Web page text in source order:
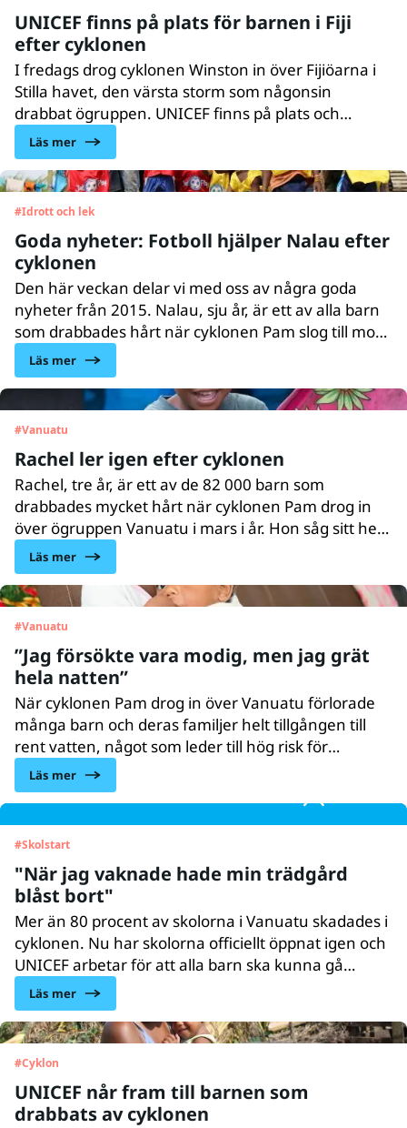
UNICEF finns på plats för barnen i Fiji
efter cyklonen
I fredags drog cyklonen Winston in över Fijiöarna i
Stilla havet, den värsta storm som någonsin
drabbat ögruppen. UNICEF finns på plats och
levererar livräddande förnödenheter till barn och
deras familjer. Mer än 165 000 barn kan
vara drabbade.
Läs mer
#Idrott och lek
Goda nyheter: Fotboll hjälper Nalau efter
cyklonen
Den här veckan delar vi med oss av några goda
nyheter från 2015. Nalau, sju år, är ett av alla barn
som drabbades hårt när cyklonen Pam slog till mot
ögruppen Vanuatu. Men med hjälp av ett UNICEF-
program för idrott och återhämtning fick han hjälp
att hantera sina upplevelser.
Läs mer
#Vanuatu
Rachel ler igen efter cyklonen
Rachel, tre år, är ett av de 82 000 barn som
drabbades mycket hårt när cyklonen Pam drog in
över ögruppen Vanuatu i mars i år. Hon såg sitt hem
spolas bort och blev chockad och tillbakadragen.
Men nu ler Rachel igen, ett av flera goda tecken på
att Vanuatu återhämtar sig.
Läs mer
#Vanuatu
”Jag försökte vara modig, men jag grät
hela natten”
När cyklonen Pam drog in över Vanuatu förlorade
många barn och deras familjer helt tillgången till
rent vatten, något som leder till hög risk för
vattenburna sjukdomar. Adelaide, 11 år, och
nyfödde Jeremiah är två av dem som nu har fått
Läs mer
#Skolstart
"När jag vaknade hade min trädgård
blåst bort"
Mer än 80 procent av skolorna i Vanuatu skadades i
cyklonen. Nu har skolorna officiellt öppnat igen och
UNICEF arbetar för att alla barn ska kunna gå
tillbaka till skolan. Från en skola i Port Vila berättar
några barn om sina upplevelser när stormen kom.
Läs mer
#Cyklon
UNICEF når fram till barnen som
drabbats av cyklonen